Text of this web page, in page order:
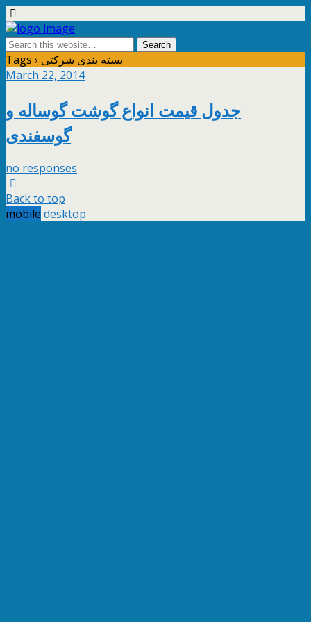
Tags › بسته بندی شرکتی
March 22, 2014
جدول قيمت انواع گوشت گوساله و
گوسفندی
no responses
Back to top
mobile desktop